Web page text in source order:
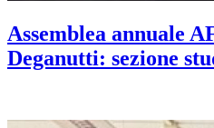
Assemblea annuale
Deganutti: sezione